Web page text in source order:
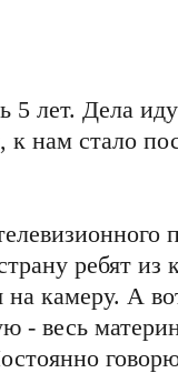
5 лет. Дела
нам стало
ребят
камеру. А
- весь